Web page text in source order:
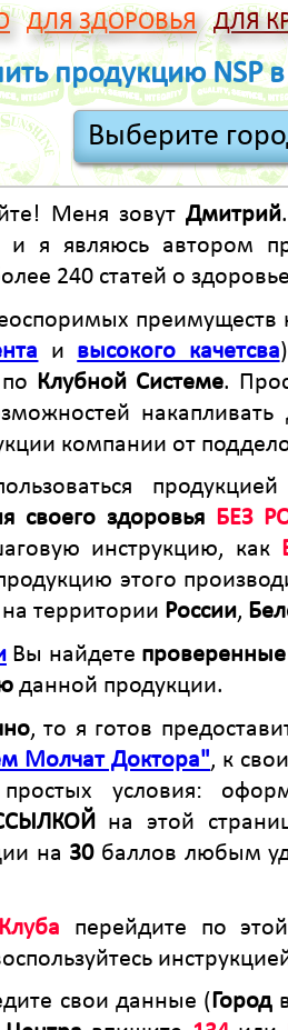
ДЛЯ ЗДОРОВЬЯ ДЛЯ
продукцию NSP в
Меня зовут Дмитрий
и я являюсь автором
240 статей о
преимуществ
и высокого качетсва
Клубной Системе.
компании от
своего здоровья БЕЗ
инструкцию, как
этого
территории России,
Вы найдете
данной продукции.
, то я готов
Молчат Доктора", к
условия:
на этой
на 30баллов любым
перейдите по
свои данные (Город